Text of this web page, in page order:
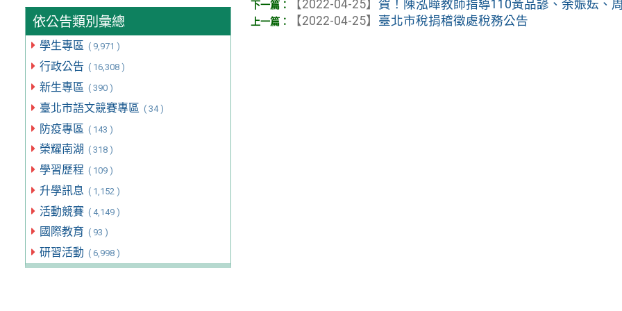
依公告類別彙總
學生專區 ( 9,971 )
行政公告 ( 16,308 )
新生專區 ( 390 )
臺北市語文競賽專區 ( 34 )
防疫專區 ( 143 )
榮耀南湖 ( 318 )
學習歷程 ( 109 )
升學訊息 ( 1,152 )
活動競賽 ( 4,149 )
國際教育 ( 93 )
研習活動 ( 6,998 )
【2022-04-25】賀！陳泓曄教師指導110黃品諺、余娠妘、
【2022-04-25】 臺北市稅捐稽徵處稅務公告